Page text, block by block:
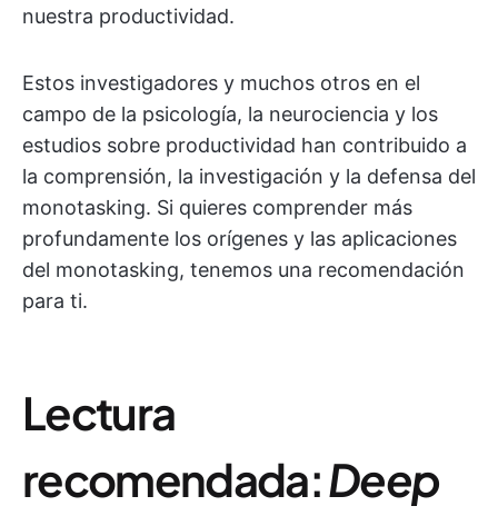
nuestra productividad.
Estos investigadores y muchos otros en el
campo de la psicología, la neurociencia y los
estudios sobre productividad han contribuido a
la comprensión, la investigación y la defensa del
monotasking. Si quieres comprender más
profundamente los orígenes y las aplicaciones
del monotasking, tenemos una recomendación
para ti.
Lectura
recomendada:Deep